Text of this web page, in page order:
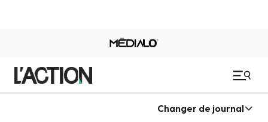
Changer de journal